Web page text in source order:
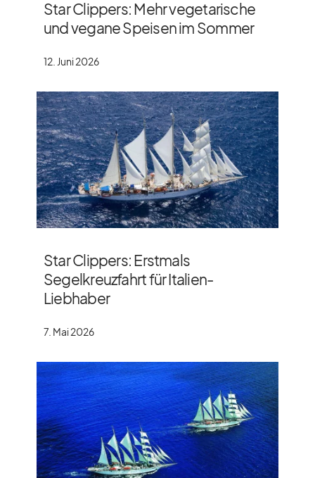
Star Clippers: Mehr vegetarische
und vegane Speisen im Sommer
12. Juni 2026
Star Clippers: Erstmals
Segelkreuzfahrt für Italien-
Liebhaber
7. Mai 2026